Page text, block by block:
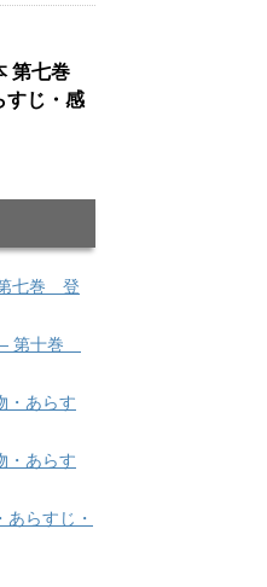
第七巻
すじ・感
七巻 登
第十巻
・あらす
・あらす
らすじ・